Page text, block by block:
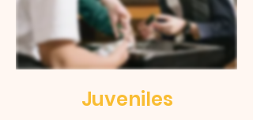
Juveniles